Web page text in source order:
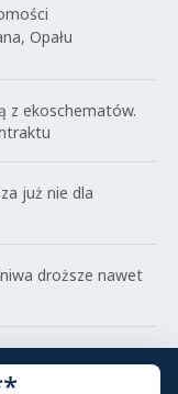
Opału
z ekoschematów.
już nie dla
droższe nawet